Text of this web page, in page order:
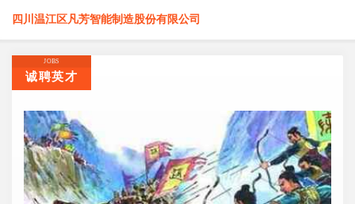
四川温江区凡芳智能制造股份有限公司
JOBS
诚聘英才